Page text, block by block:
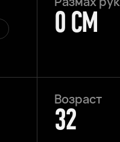
0 CM
Возраст
32